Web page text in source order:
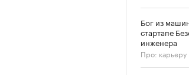
Бог из
стартапе
инженера
Про: карьеру